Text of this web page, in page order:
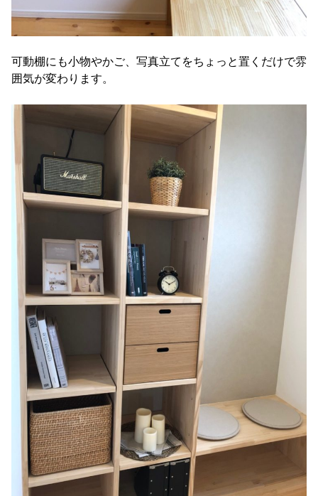
可動棚にも小物やかご、写真立てをちょっと置くだけで雰
囲気が変わります。